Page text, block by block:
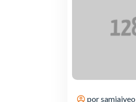
por